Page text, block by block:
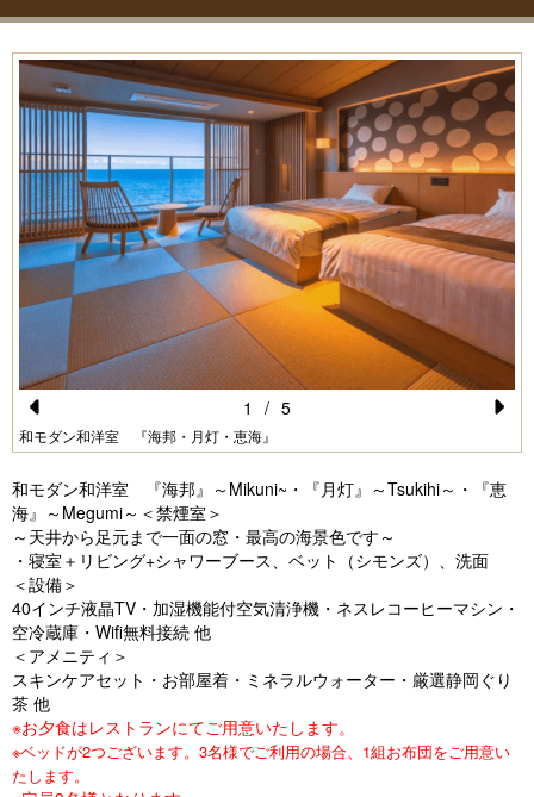
Pr
vi
o
u
s
和モダン和洋室 『海邦・月灯・恵海』
e
xt
1 / 5
和モダン和洋室 『海邦』～Mikuni~・『月灯』～Tsukihi～・『恵
海』～Megumi～＜禁煙室＞
～天井から足元まで一面の窓・最高の海景色です～
・寝室＋リビング+シャワーブース、ベット（シモンズ）、洗面
＜設備＞
40インチ液晶TV・加湿機能付空気清浄機・ネスレコーヒーマシン・
空冷蔵庫・Wifi無料接続 他
＜アメニティ＞
スキンケアセット・お部屋着・ミネラルウォーター・厳選静岡ぐり
茶 他
※お夕食はレストランにてご用意いたします。
※ベッドが2つございます。3名様でご利用の場合、1組お布団をご用意い
たします。